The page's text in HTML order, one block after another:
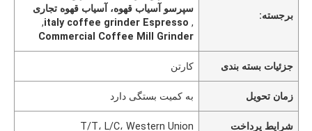
برجسته:
سپرسو آسیاب قهوه، آسیاب قهوه تجاری
,
italy coffee grinder Espresso
,
Commercial Coffee Mill Grinder
جزئیات بسته بندی کارتن
زمان تحویل به کمیت بستگی دارد
شرایط پرداخت T/T، L/C، Western Union